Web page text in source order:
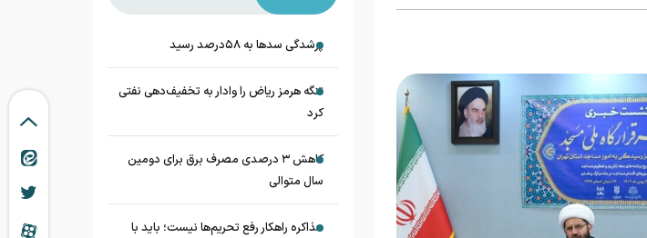
پرشدگی سدها به ۵۸درصد رسید
تنگه هرمز ریاض را وادار به تخفیف‌دهی نفتی
کرد
کاهش ۳ درصدی مصرف برق برای دومین
سال متوالی
مذاکره راهکار رفع تحریم‌ها نیست؛ باید با